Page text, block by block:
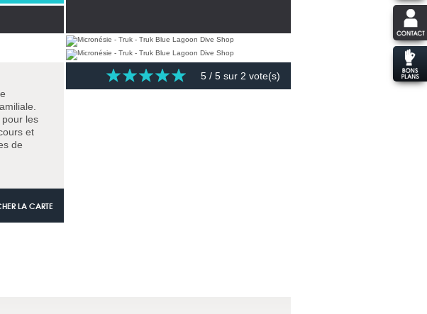
les
et
de
LA CARTE
5 / 5 sur 2 vote(s)